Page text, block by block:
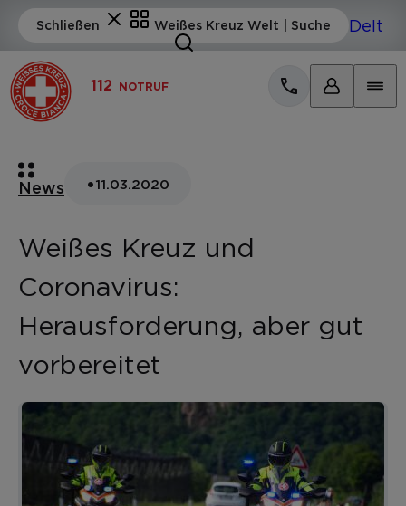
112 NOTRUF
News •11.03.2020
Weißes Kreuz und
Coronavirus:
Herausforderung, aber gut
vorbereitet